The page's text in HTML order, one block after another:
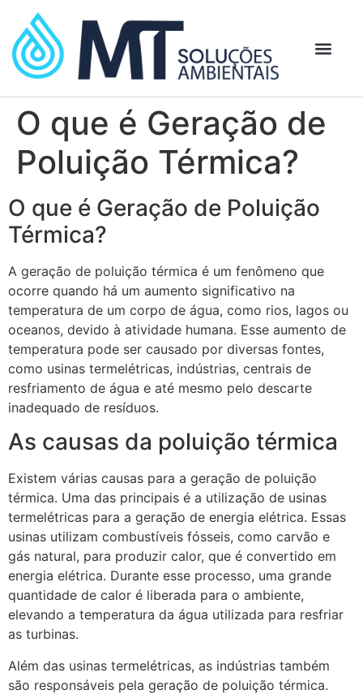
O que é Geração de
Poluição Térmica?
O que é Geração de Poluição
Térmica?
A geração de poluição térmica é um fenômeno que
ocorre quando há um aumento significativo na
temperatura de um corpo de água, como rios, lagos ou
oceanos, devido à atividade humana. Esse aumento de
temperatura pode ser causado por diversas fontes,
como usinas termelétricas, indústrias, centrais de
resfriamento de água e até mesmo pelo descarte
inadequado de resíduos.
As causas da poluição térmica
Existem várias causas para a geração de poluição
térmica. Uma das principais é a utilização de usinas
termelétricas para a geração de energia elétrica. Essas
usinas utilizam combustíveis fósseis, como carvão e
gás natural, para produzir calor, que é convertido em
energia elétrica. Durante esse processo, uma grande
quantidade de calor é liberada para o ambiente,
elevando a temperatura da água utilizada para resfriar
as turbinas.
Além das usinas termelétricas, as indústrias também
são responsáveis pela geração de poluição térmica.